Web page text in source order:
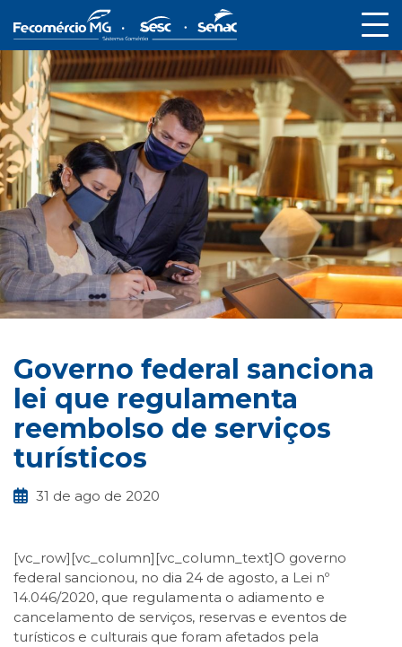
Governo federal sanciona
lei que regulamenta
reembolso de serviços
turísticos
31 de ago de 2020
[vc_row][vc_column][vc_column_text]O governo
federal sancionou, no dia 24 de agosto, a Lei nº
14.046/2020, que regulamenta o adiamento e
cancelamento de serviços, reservas e eventos de
turísticos e culturais que foram afetados pela